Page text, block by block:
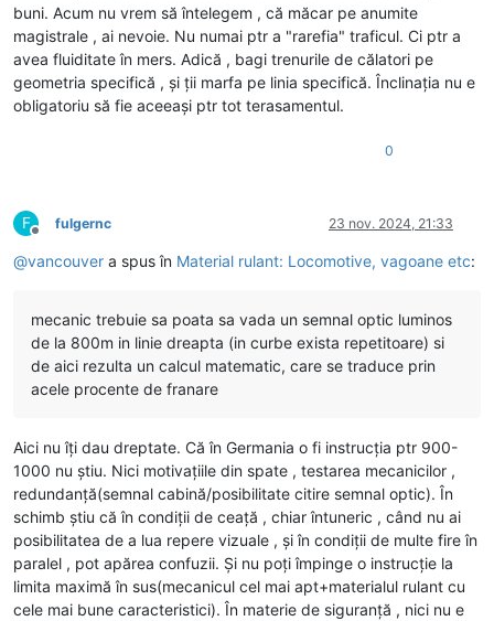
buni. Acum nu vrem să întelegem , că măcar pe anumite
magistrale , ai nevoie. Nu numai ptr a "rarefia" traficul. Ci ptr a
avea fluiditate în mers. Adică , bagi trenurile de călatori pe
geometria specifică , și ții marfa pe linia specifică. Înclinația nu e
obligatoriu să fie aceeași ptr tot terasamentul.
0
F
Deconectat
fulgernc 23 nov. 2024, 21:33
@vancouver a spus în Material rulant: Locomotive, vagoane etc:
mecanic trebuie sa poata sa vada un semnal optic luminos
de la 800m in linie dreapta (in curbe exista repetitoare) si
de aici rezulta un calcul matematic, care se traduce prin
acele procente de franare
Aici nu îți dau dreptate. Că în Germania o fi instrucția ptr 900-
1000 nu știu. Nici motivațiile din spate , testarea mecanicilor ,
redundanță(semnal cabină/posibilitate citire semnal optic). În
schimb știu că în condiții de ceață , chiar întuneric , când nu ai
posibilitatea de a lua repere vizuale , și în condiții de multe fire în
paralel , pot apărea confuzii. Și nu poți împinge o instrucție la
limita maximă în sus(mecanicul cel mai apt+materialul rulant cu
cele mai bune caracteristici). În materie de siguranță , nici nu e